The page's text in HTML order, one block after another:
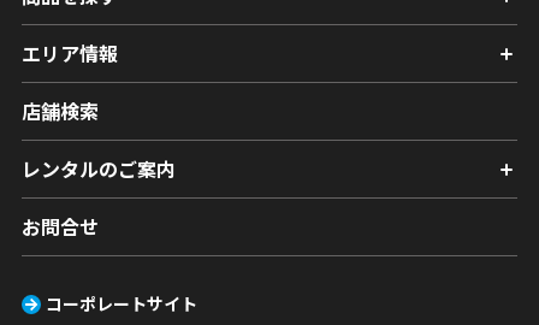
エリア情報
店舗検索
レンタルのご案内
お問合せ
コーポレートサイト